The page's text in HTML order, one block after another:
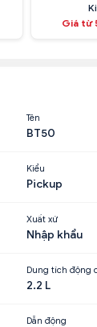
Giá từ
Tên
BT50
Kiểu
Pickup
Xuất xứ
Nhập khẩu
Dung tích động
2.2 L
Dẫn động